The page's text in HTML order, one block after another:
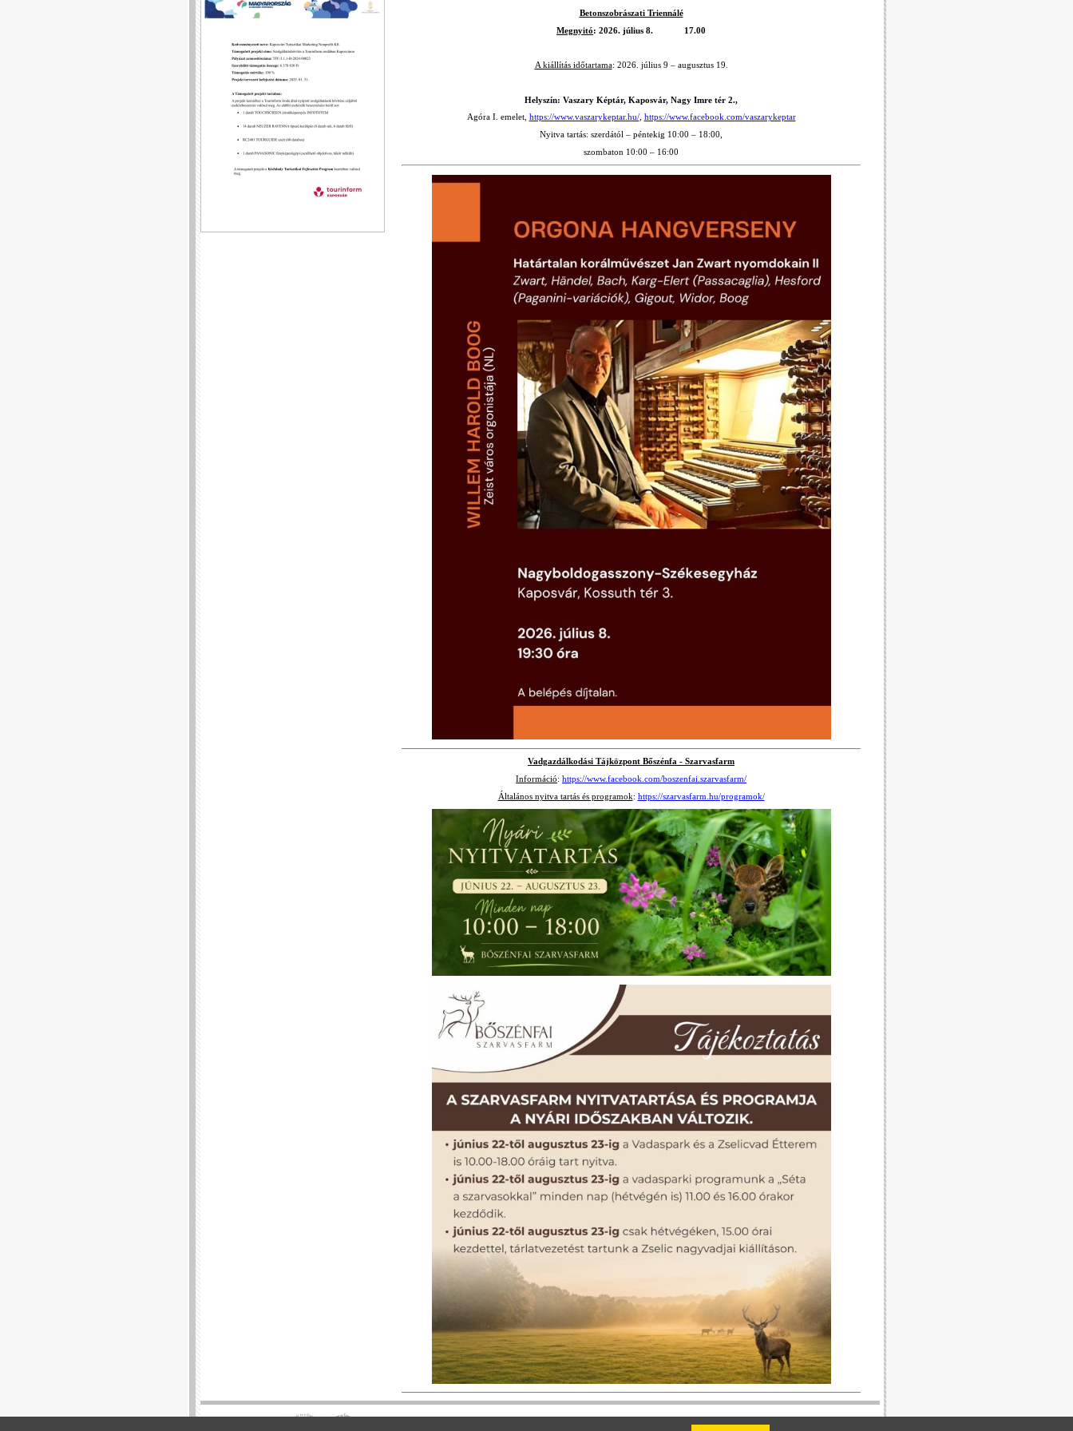
Betonszobrászati Triennálé
Megnyitó: 2026. július 8. 17.00
A kiállítás időtartama: 2026. július 9 – augusztus 19.
Helyszín: Vaszary Képtár, Kaposvár, Nagy Imre tér 2.,
Agóra I. emelet, https://www.vaszarykeptar.hu/, https://www.facebook.com/vaszarykeptar
Nyitva tartás: szerdától – péntekig 10:00 – 18:00,
szombaton 10:00 – 16:00
Vadgazdálkodási Tájközpont Bőszénfa - Szarvasfarm
Információ: https://www.facebook.com/boszenfai.szarvasfarm/
Általános nyitva tartás és programok: https://szarvasfarm.hu/programok/
Jelen honlap tartalmáért a Kaposvári Turisztikai Marketing Nonprofit Kft. felelős.